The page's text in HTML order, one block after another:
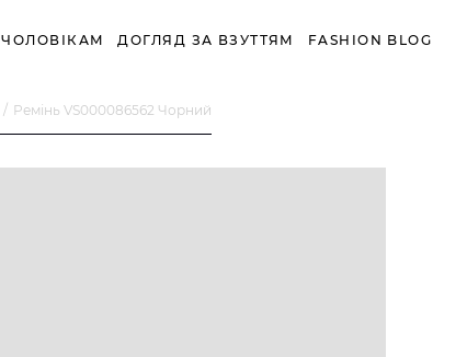
ЧОЛОВІКАМ ДОГЛЯД ЗА ВЗУТТЯМ FASHION BLOG
Ремінь VS000086562 Чорний